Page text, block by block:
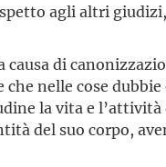
agli altri
di
nelle cose
la vita e l’attività
del suo corpo,